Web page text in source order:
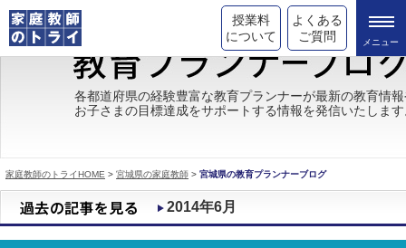
授業料
について
よくある
ご質問
トライの教育理念
成績が上がる理由
都道府県別情報
合格体験談
各都道府県の経験豊富な教育プランナーが最新の教育情
お子さまの目標達成をサポートする情報を発信いたしま
家庭教師のトライHOME > 宮城県の家庭教師 > 宮城県の教育プランナーブログ
2014年6月